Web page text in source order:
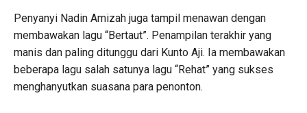
Penyanyi Nadin Amizah juga tampil menawan dengan
membawakan lagu “Bertaut”. Penampilan terakhir yang
manis dan paling ditunggu dari Kunto Aji. Ia membawakan
beberapa lagu salah satunya lagu “Rehat” yang sukses
menghanyutkan suasana para penonton.